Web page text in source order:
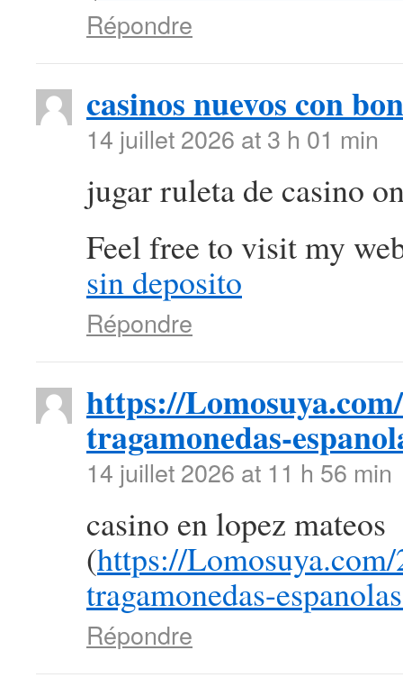
Répondre
casinos nuevos con
14 juillet 2026 at 3 h 01 min
jugar ruleta de casino
Feel free to visit my
sin deposito
Répondre
https://
tragamonedas-
14 juillet 2026 at 11 h 56 min
casino en lopez mateos
(https://
tragamonedas-
Répondre